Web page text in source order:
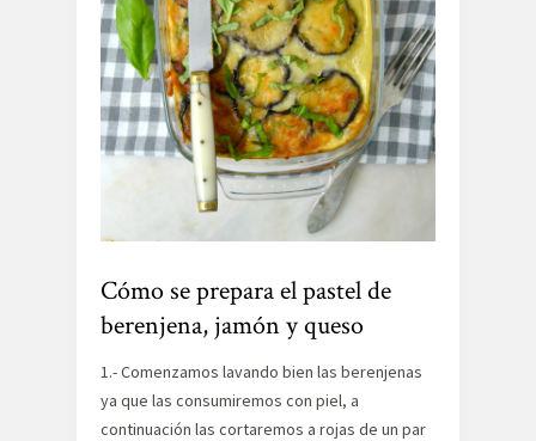
Cómo se prepara el pastel de
berenjena, jamón y queso
1.- Comenzamos lavando bien las berenjenas
ya que las consumiremos con piel, a
continuación las cortaremos a rojas de un par